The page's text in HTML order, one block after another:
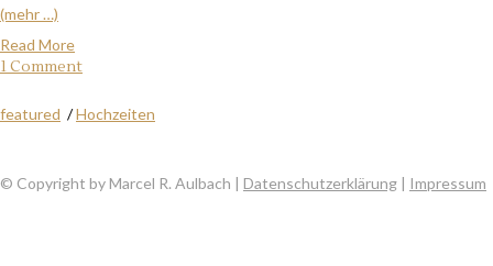
(mehr …)
Read More
1 Comment
featured /Hochzeiten
© Copyright by Marcel R. Aulbach | Datenschutzerklärung | Impressum